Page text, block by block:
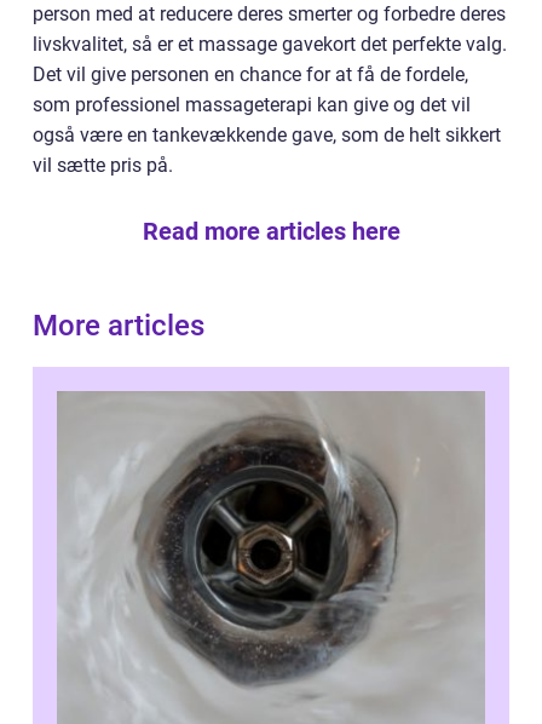
person med at reducere deres smerter og forbedre deres
livskvalitet, så er et massage gavekort det perfekte valg.
Det vil give personen en chance for at få de fordele,
som professionel massageterapi kan give og det vil
også være en tankevækkende gave, som de helt sikkert
vil sætte pris på.
Read more articles here
More articles